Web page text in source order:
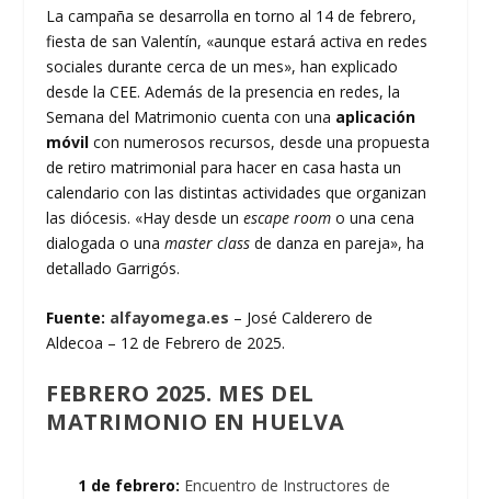
La campaña se desarrolla en torno al 14 de febrero,
fiesta de san Valentín, «aunque estará activa en redes
sociales durante cerca de un mes», han explicado
desde la CEE. Además de la presencia en redes, la
Semana del Matrimonio cuenta con una aplicación
móvil con numerosos recursos, desde una propuesta
de retiro matrimonial para hacer en casa hasta un
calendario con las distintas actividades que organizan
las diócesis. «Hay desde unescape room o una cena
dialogada o unamaster class de danza en pareja», ha
detallado Garrigós.
Fuente: alfayomega.es – José Calderero de
Aldecoa – 12 de Febrero de 2025.
FEBRERO 2025. MES DEL
MATRIMONIO EN HUELVA
1 de febrero: Encuentro de Instructores de